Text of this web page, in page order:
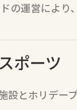
の運営により
ポーツ
とホリデー